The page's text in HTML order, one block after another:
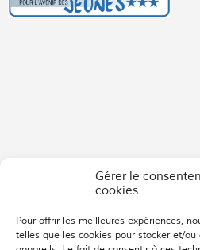
Gérer le
cookies
Pour offrir les meilleures expériences,
telles que les cookies pour stocker et/